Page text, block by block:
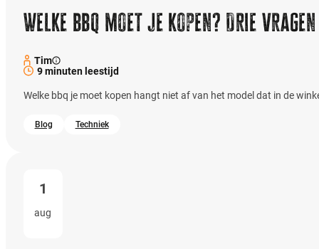
Welke bbq moet je kopen? Drie
Tim
9 minuten leestijd
Welke bbq je moet kopen hangt niet af van het model dat in de
Blog Techniek
1
aug